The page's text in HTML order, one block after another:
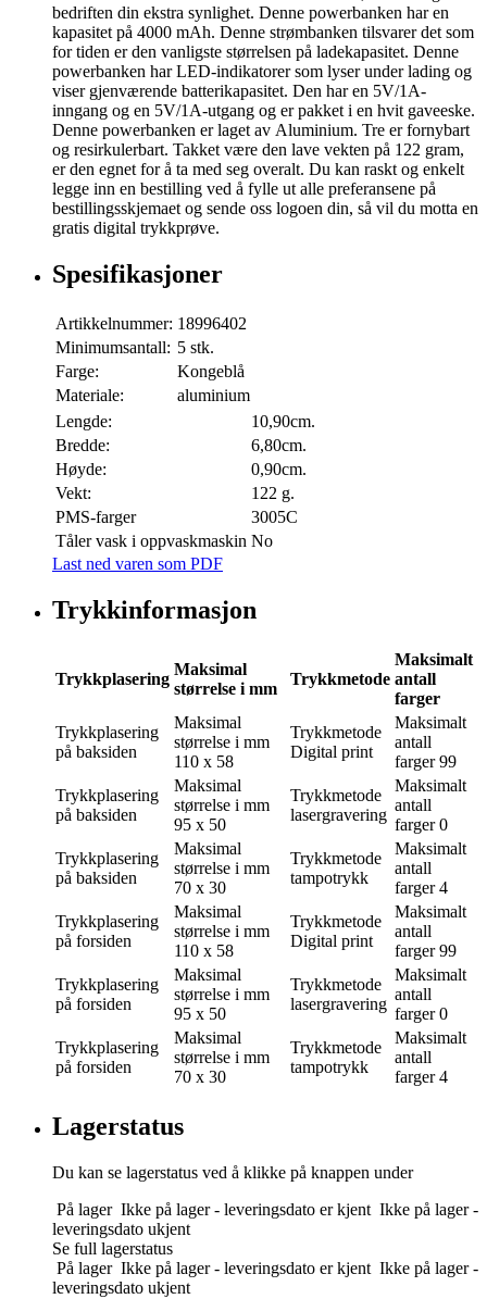
bedriften din ekstra synlighet. Denne powerbanken har en
kapasitet på 4000 mAh. Denne strømbanken tilsvarer det som
for tiden er den vanligste størrelsen på ladekapasitet. Denne
powerbanken har LED-indikatorer som lyser under lading og
viser gjenværende batterikapasitet. Den har en 5V/1A-
inngang og en 5V/1A-utgang og er pakket i en hvit gaveeske.
Denne powerbanken er laget av Aluminium. Tre er fornybart
og resirkulerbart. Takket være den lave vekten på 122 gram,
er den egnet for å ta med seg overalt. Du kan raskt og enkelt
legge inn en bestilling ved å fylle ut alle preferansene på
bestillingsskjemaet og sende oss logoen din, så vil du motta en
gratis digital trykkprøve.
Spesifikasjoner
Artikkelnummer: 18996402
Minimumsantall: 5 stk.
Farge:
Kongeblå
Materiale:
aluminium
Lengde:
10,90cm.
Bredde:
6,80cm.
Høyde:
0,90cm.
Vekt:
122 g.
PMS-farger
3005C
Tåler vask i oppvaskmaskin No
Last ned varen som PDF
Trykkinformasjon
Trykkplasering
Maksimal
størrelse i mm
Trykkmetode
Maksimalt
antall
farger
Trykkplasering
på baksiden
Maksimal
størrelse i mm
110 x 58
Trykkmetode
Digital print
Maksimalt
antall
farger 99
Trykkplasering
på baksiden
Maksimal
størrelse i mm
95 x 50
Trykkmetode
lasergravering
Maksimalt
antall
farger 0
Trykkplasering
på baksiden
Maksimal
størrelse i mm
70 x 30
Trykkmetode
tampotrykk
Maksimalt
antall
farger 4
Trykkplasering
på forsiden
Maksimal
størrelse i mm
110 x 58
Trykkmetode
Digital print
Maksimalt
antall
farger 99
Trykkplasering
på forsiden
Maksimal
størrelse i mm
95 x 50
Trykkmetode
lasergravering
Maksimalt
antall
farger 0
Trykkplasering
på forsiden
Maksimal
størrelse i mm
70 x 30
Trykkmetode
tampotrykk
Maksimalt
antall
farger 4
Lagerstatus
Du kan se lagerstatus ved å klikke på knappen under
På lager Ikke på lager - leveringsdato er kjent Ikke på lager -
leveringsdato ukjent
Se full lagerstatus
På lager Ikke på lager - leveringsdato er kjent Ikke på lager -
leveringsdato ukjent